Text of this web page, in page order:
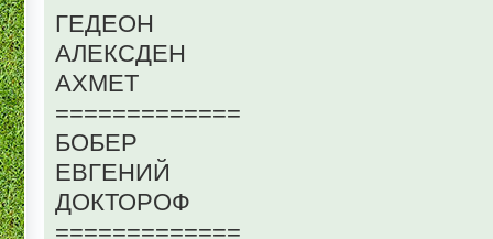
ГЕДЕОН
АЛЕКСДЕН
АХМЕТ
=============
БОБЕР
ЕВГЕНИЙ
ДОКТОРОФ
=============